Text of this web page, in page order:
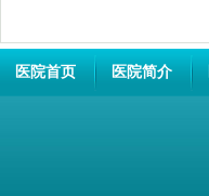
医院首页 医院简介